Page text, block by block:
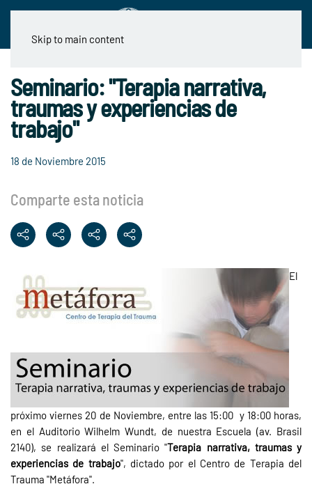
Skip to main content
Seminario: "Terapia narrativa,
traumas y experiencias de
trabajo"
18 de Noviembre 2015
Comparte esta noticia
El
próximo viernes 20 de Noviembre, entre las 15:00 y 18:00 horas,
en el Auditorio Wilhelm Wundt, de nuestra Escuela (av. Brasil
2140), se realizará el Seminario "Terapia narrativa, traumas y
experiencias de trabajo", dictado por el Centro de Terapia del
Trauma "Metáfora".